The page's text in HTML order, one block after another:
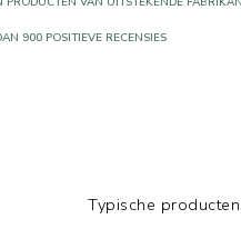
Typische producten